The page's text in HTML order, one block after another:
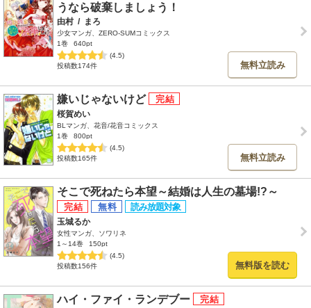
うなら破棄しましょう！
由村 / まろ
少女マンガ、ZERO-SUMコミックス
1巻
640pt
(4.5)
投稿数174件
無料立読み
嫌いじゃないけど
桜賀めい
BLマンガ、花音/花音コミックス
1巻
800pt
(4.5)
投稿数165件
無料立読み
そこで死ねたら本望～結婚は人生の墓場!?～
玉城るか
女性マンガ、ソワリネ
1～14巻
150pt
(4.5)
投稿数156件
無料版を読む
ハイ・ファイ・ランデブー